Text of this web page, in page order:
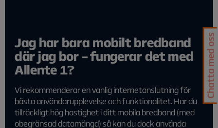
Jag har bara mobilt bredband
där jag bor – fungerar det med
Allente 1?
Vi rekommenderar en vanlig internetanslutning för
bästa användarupplevelse och funktionalitet. Har du
tillräckligt hög hastighet i ditt mobila bredband (med
obegränsad datamängd) så kan du dock använda
Chatta med oss